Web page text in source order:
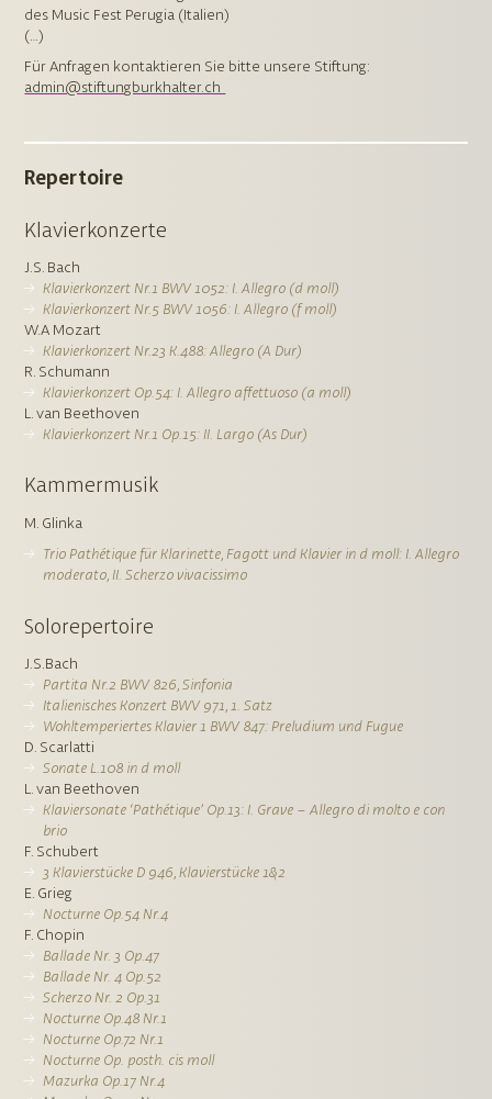
des Music Fest Perugia (Italien)
(…)
Für Anfragen kontaktieren Sie bitte unsere Stiftung:
admin@stiftungburkhalter.ch
Repertoire
Klavierkonzerte
J.S. Bach
Klavierkonzert Nr.1 BWV 1052: I. Allegro (d moll)
Klavierkonzert Nr.5 BWV 1056: I. Allegro (f moll)
W.A Mozart
Klavierkonzert Nr.23 K.488: Allegro (A Dur)
R. Schumann
Klavierkonzert Op.54: I. Allegro affettuoso (a moll)
L. van Beethoven
Klavierkonzert Nr.1 Op.15: II. Largo (As Dur)
Kammermusik
M. Glinka
Trio Pathétique für Klarinette, Fagott und Klavier in d moll: I. Allegro
moderato, II. Scherzo vivacissimo
Solorepertoire
J.S.Bach
Partita Nr.2 BWV 826, Sinfonia
Italienisches Konzert BWV 971, 1. Satz
Wohltemperiertes Klavier 1 BWV 847: Preludium und Fugue
D. Scarlatti
Sonate L.108 in d moll
L. van Beethoven
Klaviersonate ‘Pathétique’ Op.13: I. Grave – Allegro di molto e con
brio
F. Schubert
3 Klavierstücke D 946, Klavierstücke 1&2
E. Grieg
Nocturne Op.54 Nr.4
F. Chopin
Ballade Nr. 3 Op.47
Ballade Nr. 4 Op.52
Scherzo Nr. 2 Op.31
Nocturne Op.48 Nr.1
Nocturne Op.72 Nr.1
Nocturne Op. posth. cis moll
Mazurka Op.17 Nr.4